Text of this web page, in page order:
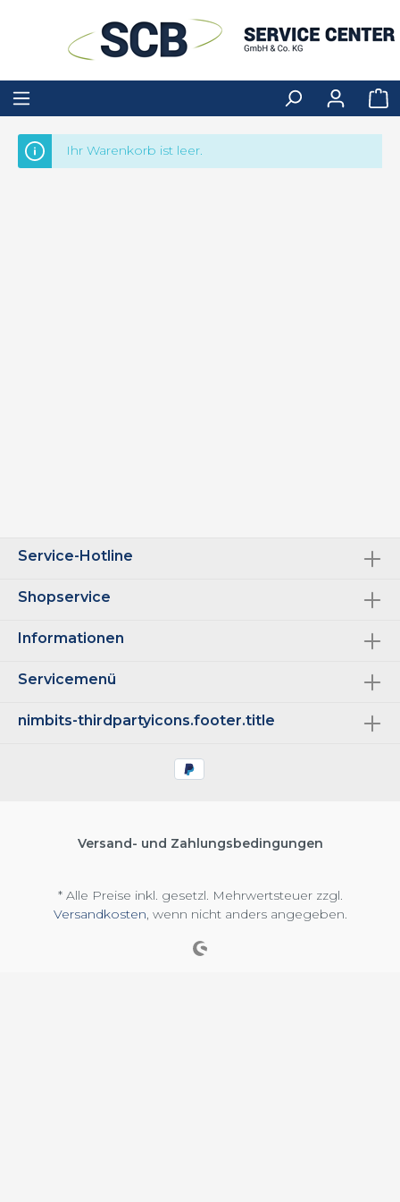
Ihr Warenkorb ist leer.
Service-Hotline
Shopservice
Informationen
Servicemenü
nimbits-thirdpartyicons.footer.title
Versand- und Zahlungsbedingungen
* Alle Preise inkl. gesetzl. Mehrwertsteuer zzgl.
Versandkosten , wenn nicht anders angegeben.